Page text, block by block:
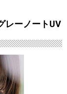
レーノートUV